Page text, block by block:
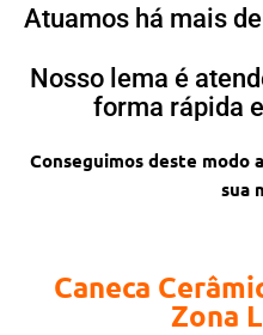
Atuamos há mais
Nosso lema é
forma rápida
Conseguimos deste modo
sua
Caneca
Zona